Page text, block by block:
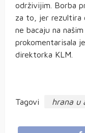
održivijim. Borba
za to, jer rezultira
ne bacaju na
prokomentarisala
direktorka KLM.
Tagovi hrana u